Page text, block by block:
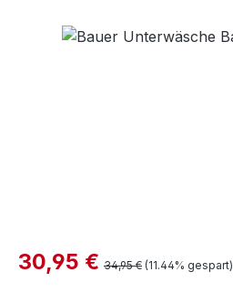
Bildergalerie überspringen
Verkaufspreis:
30,95 € Regulärer Preis:
34,95 € (11.44% gespart)